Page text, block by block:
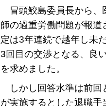
冒頭鮫島委員長から、
師の過重労働問題が報
定は3年連続で越年し未
3回目の交渉となる、良
を求めました。
しかし回答水準は前回
が実施するとした退職